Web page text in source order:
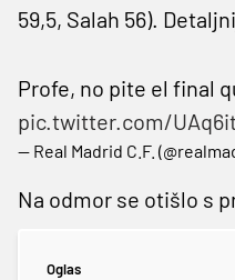
59,5, Salah 56).
Profe, no pite el final
pic.twitter.com/
— Real Madrid C.F.
Na odmor se otišlo s
Oglas